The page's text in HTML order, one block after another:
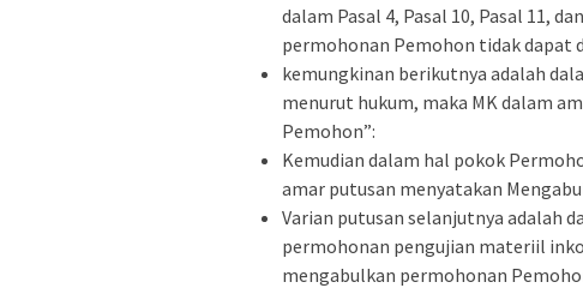
dalam Pasal 4, Pasal 10, Pasal 11,
permohonan Pemohon tidak dapat
kemungkinan berikutnya adalah
menurut hukum, maka MK dalam
Pemohon”:
Kemudian dalam hal pokok
amar putusan menyatakan
Varian putusan selanjutnya adalah
permohonan pengujian materiil
mengabulkan permohonan